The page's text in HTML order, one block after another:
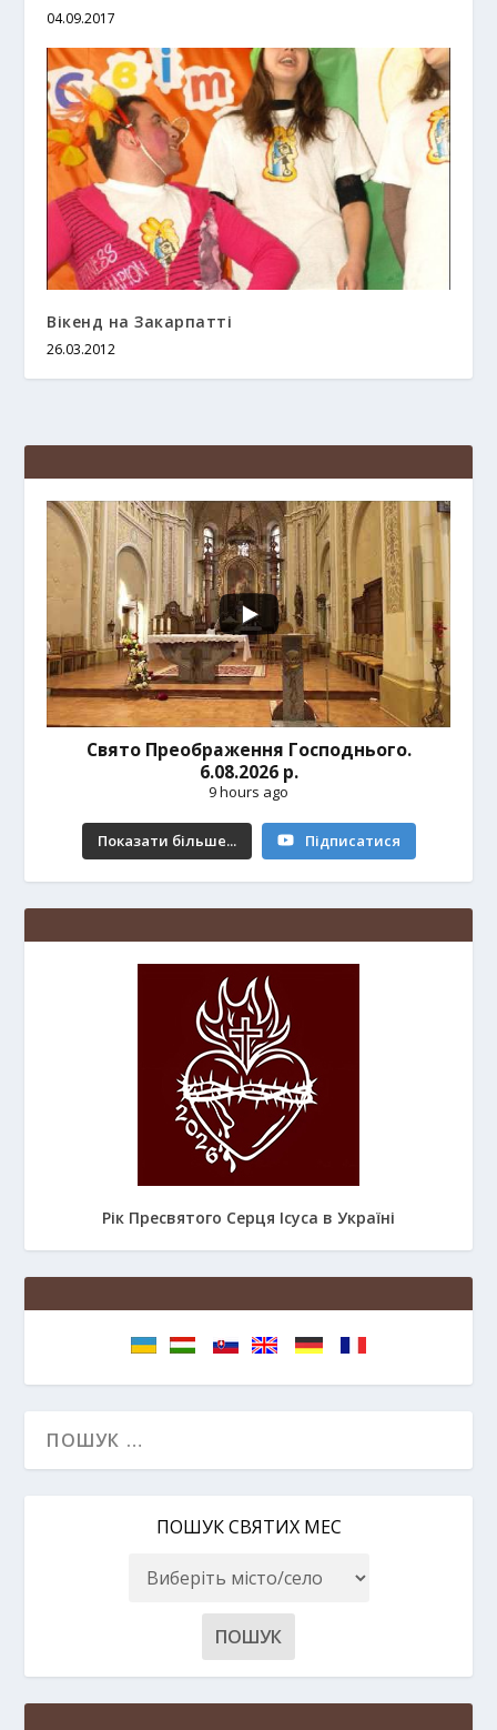
04.09.2017
Вікенд на Закарпатті
26.03.2012
Свято Преображення Господнього.
6.08.2026 р.
9 hours ago
Показати більше... Підписатися
Рік Пресвятого Серця Ісуса в Україні
ПОШУК СВЯТИХ МЕС